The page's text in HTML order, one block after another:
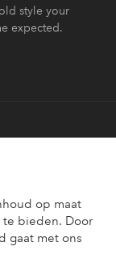
op maat
te bieden. Door
gaat met ons
style your
expected.